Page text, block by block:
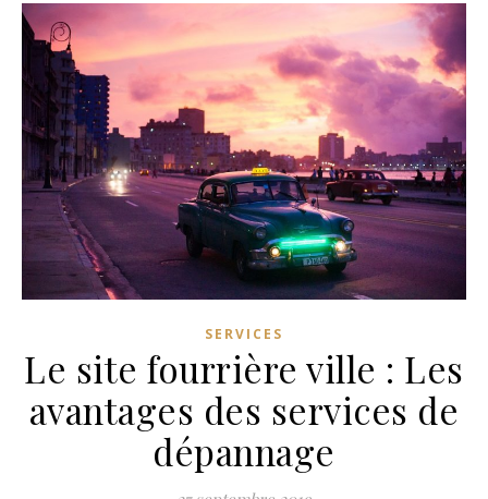
SERVICES
Le site fourrière ville : Les
avantages des services de
dépannage